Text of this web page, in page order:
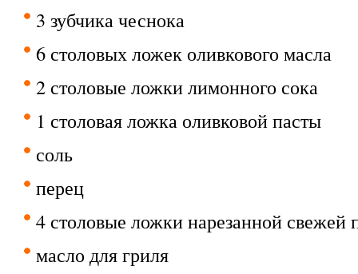
3 зубчика чеснока
6 столовых ложек оливкового масла
2 столовые ложки лимонного сока
1 столовая ложка оливковой пасты
соль
перец
4 столовые ложки нарезанной свежей
масло для гриля